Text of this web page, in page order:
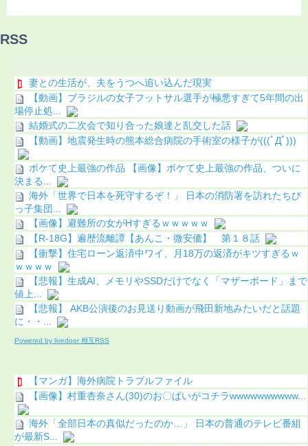
RSS
妻との生活が、夫をうつへ追い込んだ現実
【動画】ブラジルの女子フットサル選手が極悪すぎて5年間の出
場停止処...
結婚式の二次会で知り合った娘達と乱交した話
【動画】地震発生時の熊本総合病院の手術室の様子が(((ﾟДﾟ)))
ボケて史上最強の作品 【画像】ボケて史上最強の作品、ついに
決まる...
海外「世界で日本を死守するぞ！」 日本の消防署を訪れたちび
っ子集団...
【画像】避難所の女がHすぎるｗｗｗｗｗ
【R-18G】遍歴流離譚【あんこ・微安価】 第１８話
【衝撃】住宅ローン返済中ワイ、月18万の返済がキツすぎるｗ
ｗｗｗｗ
【悲報】生成AI、メモリやSSDだけでなく「マザーボード」まで
値上...
【悲報】 AKB公演後のお見送り動画が飛田新地みたいだと話題
に・・...
Powered by livedoor 相互RSS
【マンガ】海外病院トラブルファイル
【画像】村重杏奈さん(30)のお〇ぱいがコチラwwwwwwwwww...
海外「全部日本の真似だったのか…」 日本の普通のテレビ番組
が最新S...